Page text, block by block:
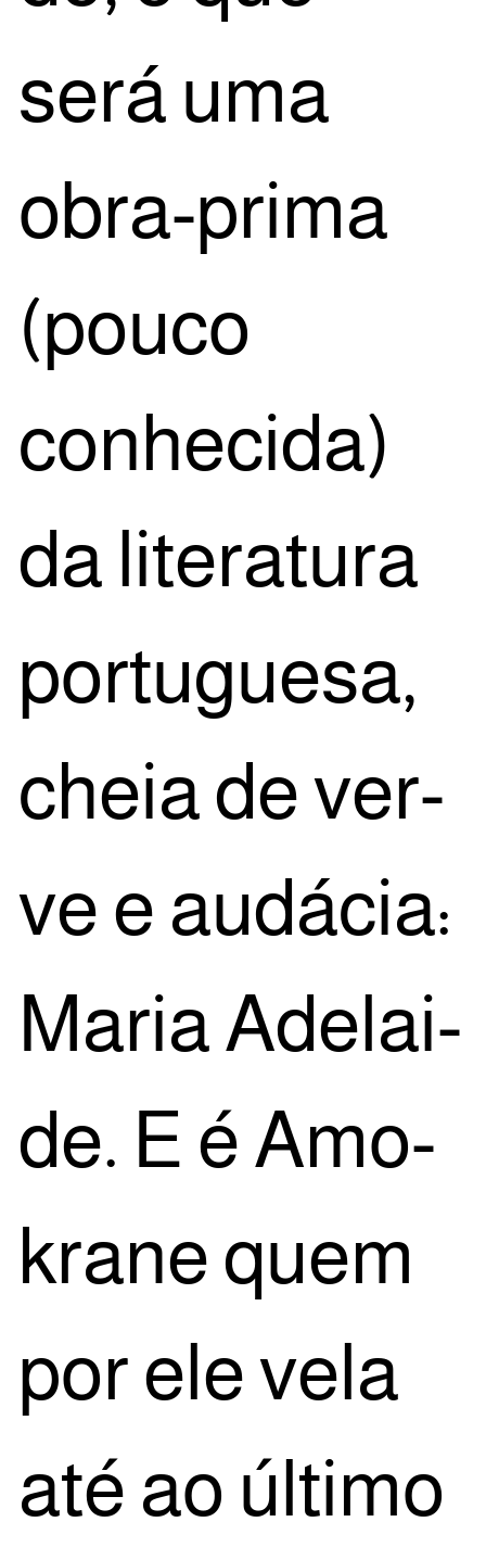
será uma
obra-pri­ma
(pou­co
conhe­ci­da)
da lite­ra­tu­ra
por­tu­gue­sa,
cheia de ver­
ve e audá­cia:
Maria Ade­lai­
de. E é Amo­
kra­ne quem
por ele vela
até ao últi­mo